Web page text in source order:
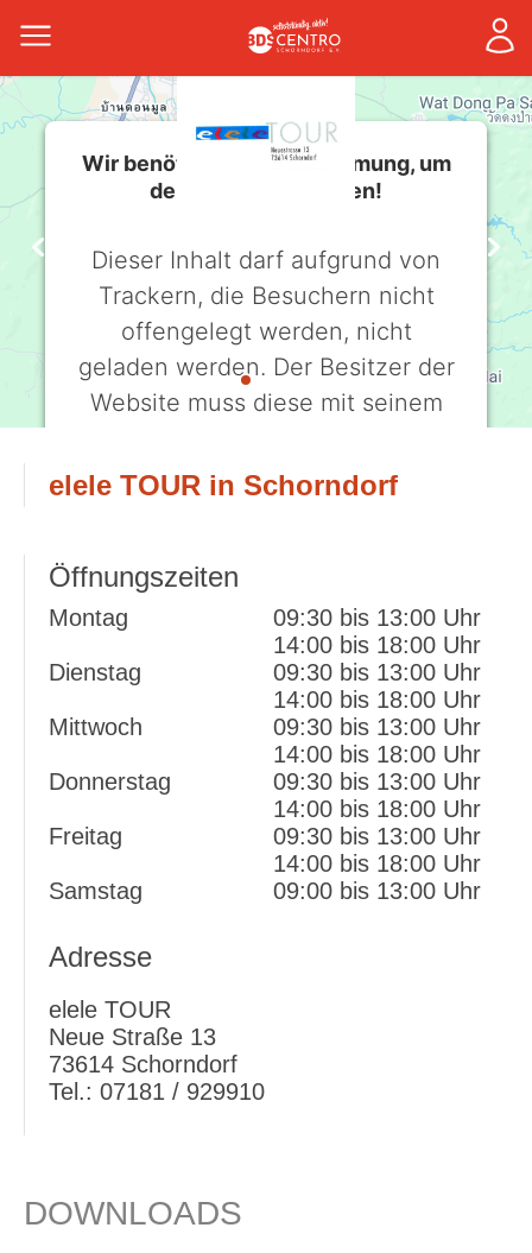
Wir benötigen Ihre Zustimmung, um
den -Service zu laden!
Dieser Inhalt darf aufgrund von
Trackern, die Besuchern nicht
offengelegt werden, nicht
geladen werden. Der Besitzer der
Website muss diese mit seinem
zur Liste der verwendeten
powered by
Usercentrics Consent Management
Platform
elele TOUR in Schorndorf
Öffnungszeiten
Montag
09:30 bis 13:00 Uhr
14:00 bis 18:00 Uhr
Dienstag
09:30 bis 13:00 Uhr
14:00 bis 18:00 Uhr
Mittwoch
09:30 bis 13:00 Uhr
14:00 bis 18:00 Uhr
Donnerstag
09:30 bis 13:00 Uhr
14:00 bis 18:00 Uhr
Freitag
09:30 bis 13:00 Uhr
14:00 bis 18:00 Uhr
Samstag
09:00 bis 13:00 Uhr
Adresse
elele TOUR
Neue Straße 13
73614 Schorndorf
Tel.: 07181 / 929910
DOWNLOADS